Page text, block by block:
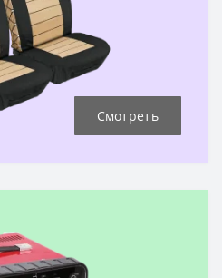
Смотреть